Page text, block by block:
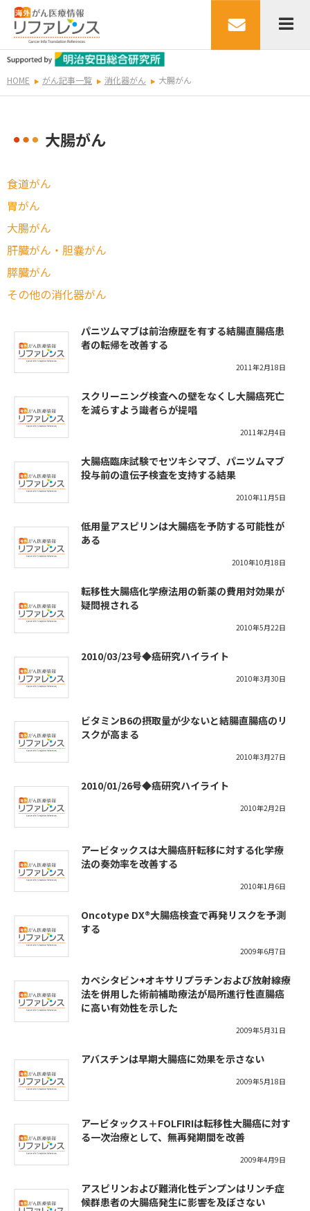
HOME がん記事一覧 消化器がん 大腸がん
大腸がん
食道がん
胃がん
大腸がん
肝臓がん・胆嚢がん
膵臓がん
その他の消化器がん
パニツムマブは前治療歴を有する結腸直腸癌患
者の転帰を改善する
2011年2月18日
スクリーニング検査への壁をなくし大腸癌死亡
を減らすよう識者らが提唱
2011年2月4日
大腸癌臨床試験でセツキシマブ、パニツムマブ
投与前の遺伝子検査を支持する結果
2010年11月5日
低用量アスピリンは大腸癌を予防する可能性が
ある
2010年10月18日
転移性大腸癌化学療法用の新薬の費用対効果が
疑問視される
2010年5月22日
2010/03/23号◆癌研究ハイライト
2010年3月30日
ビタミンB6の摂取量が少ないと結腸直腸癌のリ
スクが高まる
2010年3月27日
2010/01/26号◆癌研究ハイライト
2010年2月2日
アービタックスは大腸癌肝転移に対する化学療
法の奏効率を改善する
2010年1月6日
Oncotype DX®大腸癌検査で再発リスクを予測
する
2009年6月7日
カペシタビン+オキサリプラチンおよび放射線療
法を併用した術前補助療法が局所進行性直腸癌
に高い有効性を示した
2009年5月31日
アバスチンは早期大腸癌に効果を示さない
2009年5月18日
アービタックス＋FOLFIRIは転移性大腸癌に対す
る一次治療として、無再発期間を改善
2009年4月9日
アスピリンおよび難消化性デンプンはリンチ症
候群患者の大腸癌発生に影響を及ぼさない